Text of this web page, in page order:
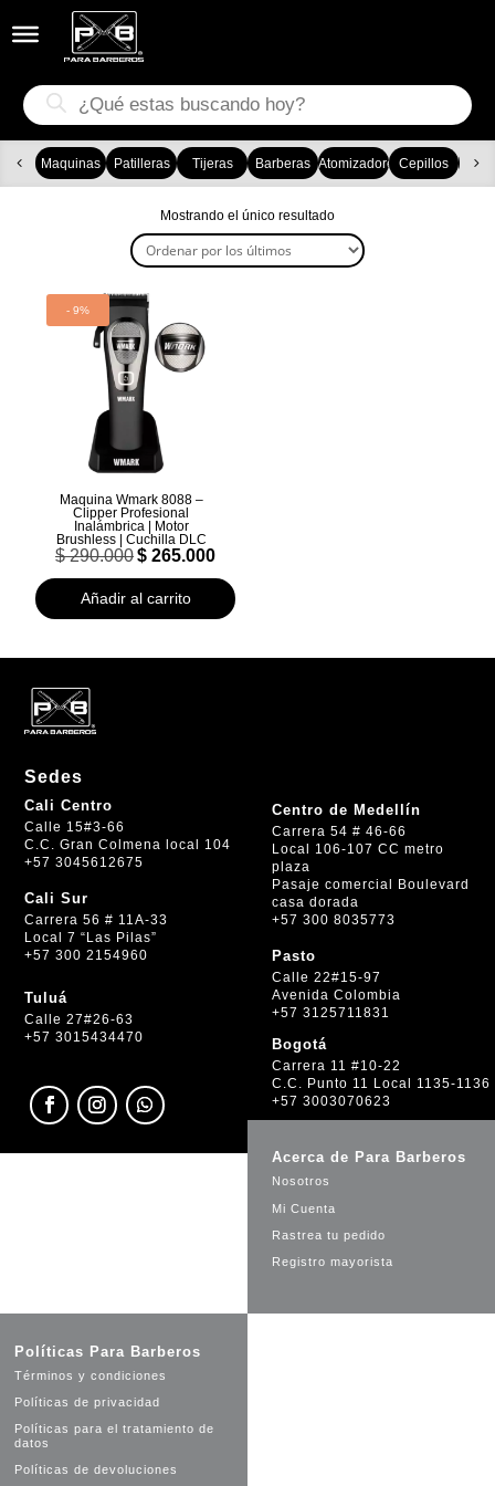
Búsqueda
de
productos
Maquinas Patilleras Tijeras Barberas AtomizadoresCepillos
Mostrando el único resultado
- 9%
Maquina Wmark 8088 –
Clipper Profesional
Inalámbrica | Motor
Brushless | Cuchilla DLC
$290.000 El
precio
original
era:
$ 265.000
actual
$ 265.000.
Añadir al carrito
Sedes
Cali Centro
Calle 15#3-66
C.C. Gran Colmena local 104
+57 3045612675
Cali Sur
Carrera 56 # 11A-33
Local 7 “Las Pilas”
+57 300 2154960
Tuluá
Calle 27#26-63
+57 3015434470
Centro de Medellín
Carrera 54 # 46-66
Local 106-107 CC metro
plaza
Pasaje comercial Boulevard
casa dorada
+57 300 8035773
Pasto
Calle 22#15-97
Avenida Colombia
+57 3125711831
Bogotá
Carrera 11 #10-22
C.C. Punto 11 Local 1135-1136
+57 3003070623
Acerca de Para Barberos
Nosotros
Mi Cuenta
Rastrea tu pedido
Registro mayorista
Políticas Para Barberos
Términos y condiciones
Políticas de privacidad
Políticas para el tratamiento de
datos
Políticas de devoluciones